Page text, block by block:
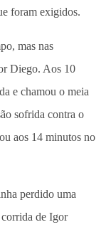
foram exigidos.
mas nas
Diego. Aos 10
e chamou o meia
sofrida contra o
aos 14 minutos no
perdido uma
de Igor